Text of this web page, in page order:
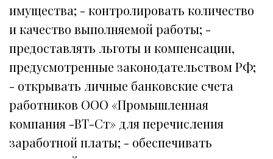
имущества; - контролировать количество
и качество выполняемой работы; -
предоставлять льготы и компенсации,
предусмотренные законодательством РФ;
- открывать личные банковские счета
работников ООО «Промышленная
компания -ВТ-Ст» для перечисления
заработной платы; - обеспечивать